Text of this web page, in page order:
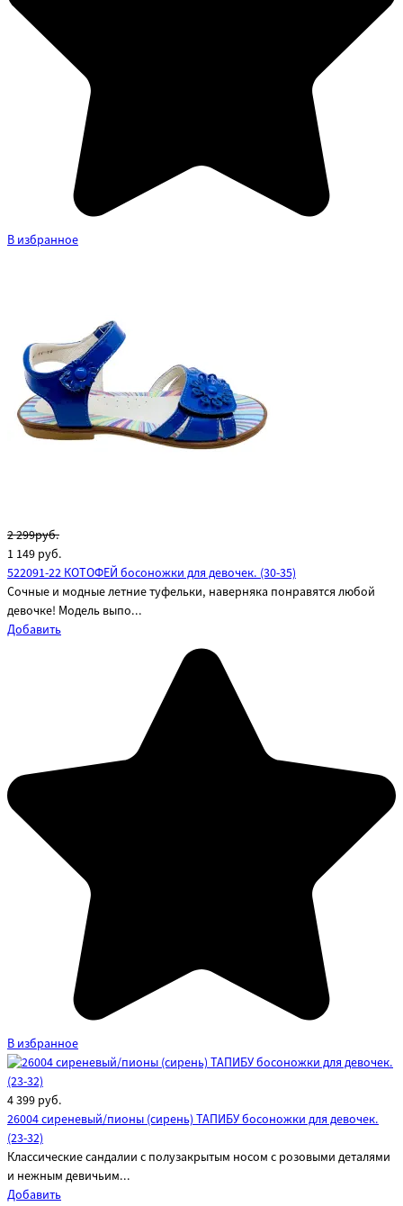
В избранное
2 299руб.
1 149 руб.
522091-22 КОТОФЕЙ босоножки для девочек. (30-35)
Сочные и модные летние туфельки, наверняка понравятся любой
девочке! Модель выпо...
Добавить
В избранное
4 399 руб.
26004 сиреневый/пионы (сирень) ТАПИБУ босоножки для девочек.
(23-32)
Классические сандалии с полузакрытым носом с розовыми деталями
и нежным девичьим...
Добавить